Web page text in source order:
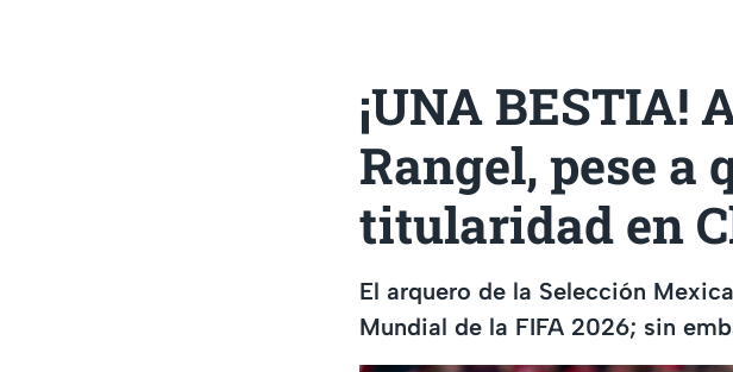
¡UNA BESTIA!
Rangel, pese a
titularidad en
El arquero de la Selección
Mundial de la FIFA 2026; sin